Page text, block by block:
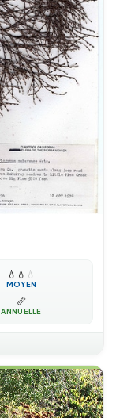
💧 💧 💧
MOYEN
📏
ANNUELLE